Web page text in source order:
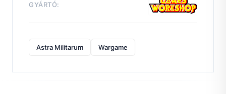
GYÁRTÓ:
Astra Militarum Wargame